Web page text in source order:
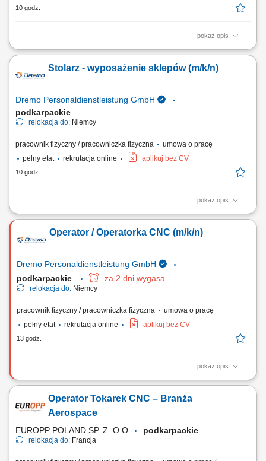
10 godz.
pokaż opis
Zakres obowiązków: Realizacja prac stolarskich związanych z
organizacja procesu produkcji i montażu; Wykonywanie elementów
zgodnie z dokumentacją techniczną i wytycznymi; Obsługa maszyn do
Stolarz - wyposażenie sklepów (m/k/n)
Dremo Personaldienstleistung GmbH
podkarpackie
relokacja do: Niemcy
pracownik fizyczny / pracowniczka fizyczna
umowa o pracę
pełny etat
rekrutacja online aplikuj bez CV
10 godz.
pokaż opis
Obowiązki: Przygotowywanie i organizacja procesów pracy – od cięcia
wytycznymi i rysunkiem technicznym; Praca w produkcji jednostkowej i
seryjnej; Obsługa nowoczesnych maszyn do obróbki drewna;
Operator / Operatorka CNC (m/k/n)
Dremo Personaldienstleistung GmbH
podkarpackie
za 2 dni wygasa
relokacja do: Niemcy
pracownik fizyczny / pracowniczka fizyczna
umowa o pracę
pełny etat
rekrutacja online aplikuj bez CV
13 godz.
pokaż opis
Nasz klient poszerza zespół i poszukuje doświadczonych operatorów
umiejętności w obsłudze i ustawianiu urządzeń CNC oraz chcą
pracować w nowoczesnym, dobrze wyposażonym środowisku
Operator Tokarek CNC – Branża
Aerospace
EUROPP POLAND SP. Z. O O. podkarpackie
relokacja do: Francja